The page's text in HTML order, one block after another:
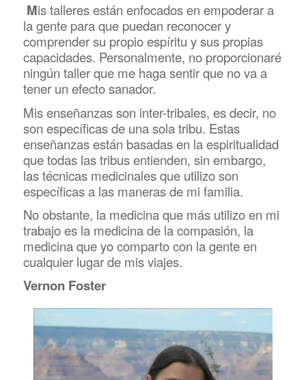
Mis talleres están enfocados en empoderar a
la gente para que puedan reconocer y
comprender su propio espíritu y sus propias
capacidades. Personalmente, no proporcionaré
ningún taller que me haga sentir que no va a
tener un efecto sanador.
Mis enseñanzas son inter-tribales, es decir, no
son específicas de una sola tribu. Estas
enseñanzas están basadas en la espiritualidad
que todas las tribus entienden, sin embargo,
las técnicas medicinales que utilizo son
específicas a las maneras de mi familia.
No obstante, la medicina que más utilizo en mi
trabajo es la medicina de la compasión, la
medicina que yo comparto con la gente en
cualquier lugar de mis viajes.
Vernon Foster